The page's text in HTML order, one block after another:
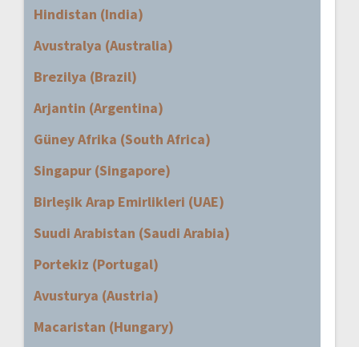
Hindistan (India)
Avustralya (Australia)
Brezilya (Brazil)
Arjantin (Argentina)
Güney Afrika (South Africa)
Singapur (Singapore)
Birleşik Arap Emirlikleri (UAE)
Suudi Arabistan (Saudi Arabia)
Portekiz (Portugal)
Avusturya (Austria)
Macaristan (Hungary)